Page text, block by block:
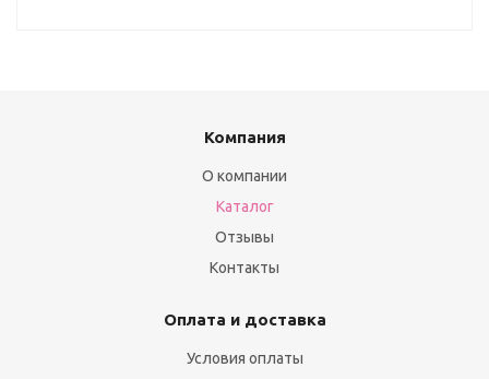
Компания
О компании
Каталог
Отзывы
Контакты
Оплата и доставка
Условия оплаты